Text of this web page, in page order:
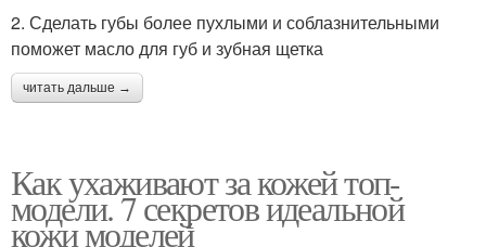
2. Сделать губы более пухлыми и соблазнительными
поможет масло для губ и зубная щетка
читать дальше →
Как ухаживают за кожей топ-
модели. 7 секретов идеальной
кожи моделей